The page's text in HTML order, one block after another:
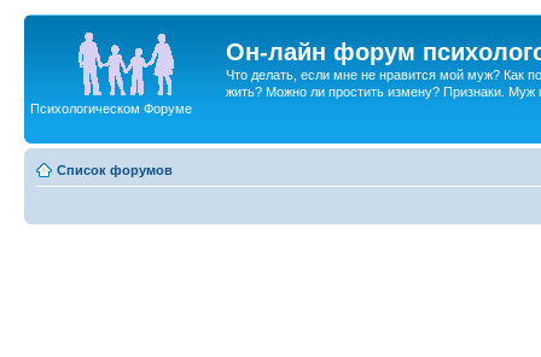
Он-лайн форум
Что делать, если мне не нравится мой муж? Как
жить? Можно ли простить измену? Признаки. Муж
Психологическом Форуме
Список форумов